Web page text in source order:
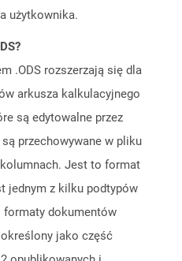
użytkownika.
.ODS rozszerzają się dla
arkusza kalkulacyjnego
są edytowalne przez
przechowywane w pliku
Jest to format
jednym z kilku podtypów
dokumentów
jako część